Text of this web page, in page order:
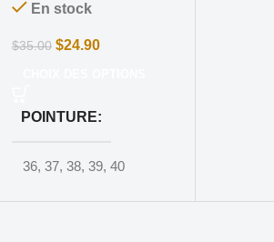
En stock
$35.00 $24.90
POINTURE
36, 37, 38, 39, 40